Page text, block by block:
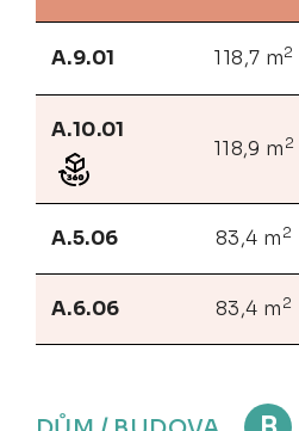
A.9.01 118,7 m2
A.10.01
118,9 m 2
A.5.06 83,4 m 2
A.6.06 83,4 m 2